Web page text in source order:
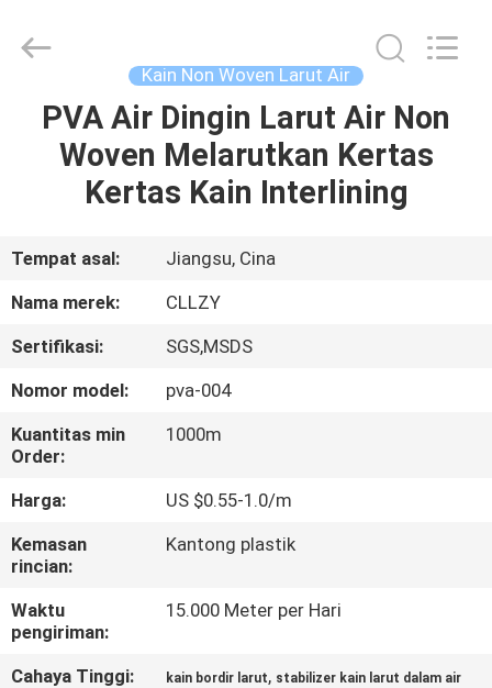
RUMAH
PRODUK
TENTANG
KAMI
TUR
PABRIK
KONTROL
KUALITAS
BERITA
MINTA
Materials
Reserved.
Kain Non Woven Larut Air
PVA Air Dingin Larut Air Non
Woven Melarutkan Kertas
Kertas Kain Interlining
Tempat asal:
Jiangsu, Cina
Nama merek:
CLLZY
Sertifikasi:
SGS,MSDS
Nomor model:
pva-004
Kuantitas min
Order:
1000m
Harga:
US $0.55-1.0/m
Kemasan
rincian:
Kantong plastik
Waktu
pengiriman:
15.000 Meter per Hari
Cahaya Tinggi: kain bordir larut, stabilizer kain larut dalam air